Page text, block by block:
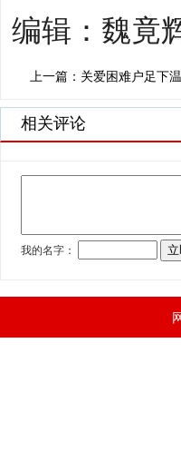
编辑：魏竟
上一篇：关爱困难户足下
相关评论